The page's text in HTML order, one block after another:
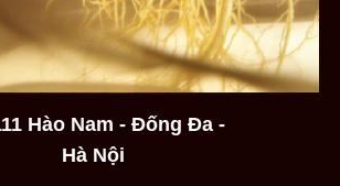
Hào Nam - Đống Đa -
Hà Nội